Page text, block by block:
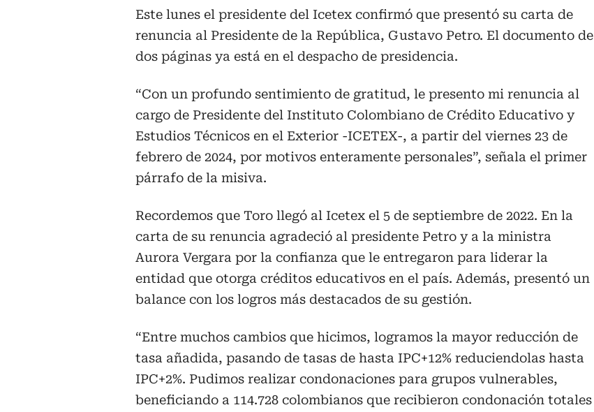
Este lunes el presidente del Icetex confirmó que presentó su carta de
renuncia al Presidente de la República, Gustavo Petro. El documento de
dos páginas ya está en el despacho de presidencia.
“Con un profundo sentimiento de gratitud, le presento mi renuncia al
cargo de Presidente del Instituto Colombiano de Crédito Educativo y
Estudios Técnicos en el Exterior -ICETEX-, a partir del viernes 23 de
febrero de 2024, por motivos enteramente personales”, señala el primer
párrafo de la misiva.
Recordemos que Toro llegó al Icetex el 5 de septiembre de 2022. En la
carta de su renuncia agradeció al presidente Petro y a la ministra
Aurora Vergara por la confianza que le entregaron para liderar la
entidad que otorga créditos educativos en el país. Además, presentó un
balance con los logros más destacados de su gestión.
“Entre muchos cambios que hicimos, logramos la mayor reducción de
tasa añadida, pasando de tasas de hasta IPC+12% reduciendolas hasta
IPC+2%. Pudimos realizar condonaciones para grupos vulnerables,
beneficiando a 114.728 colombianos que recibieron condonación totales